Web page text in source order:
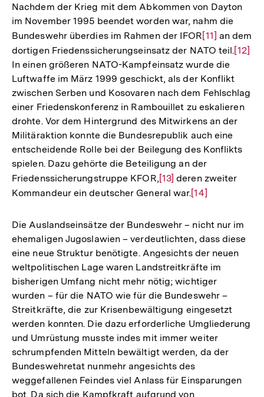
Nachdem der Krieg mit dem Abkommen von Dayton
im November 1995 beendet worden war, nahm die
Bundeswehr überdies im Rahmen der IFORZur
Auflösung
der
Fußnote
[11] an dem
dortigen Friedenssicherungseinsatz der NATO teil.Zur
der
[12]
In einen größeren NATO-Kampfeinsatz wurde die
Luftwaffe im März 1999 geschickt, als der Konflikt
zwischen Serben und Kosovaren nach dem Fehlschlag
einer Friedenskonferenz in Rambouillet zu eskalieren
drohte. Vor dem Hintergrund des Mitwirkens an der
Militäraktion konnte die Bundesrepublik auch eine
entscheidende Rolle bei der Beilegung des Konflikts
spielen. Dazu gehörte die Beteiligung an der
Friedenssicherungstruppe KFOR,Zur
Auflösung
Fußnote
[13] deren zweiter
Kommandeur ein deutscher General war.Zur
der
Fußnote
[14]
Die Auslandseinsätze der Bundeswehr – nicht nur im
ehemaligen Jugoslawien – verdeutlichten, dass diese
eine neue Struktur benötigte. Angesichts der neuen
weltpolitischen Lage waren Landstreitkräfte im
bisherigen Umfang nicht mehr nötig; wichtiger
wurden – für die NATO wie für die Bundeswehr –
Streitkräfte, die zur Krisenbewältigung eingesetzt
werden konnten. Die dazu erforderliche Umgliederung
und Umrüstung musste indes mit immer weiter
schrumpfenden Mitteln bewältigt werden, da der
Bundeswehretat nunmehr angesichts des
weggefallenen Feindes viel Anlass für Einsparungen
bot. Da sich die Kampfkraft aufgrund von